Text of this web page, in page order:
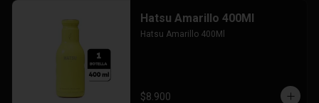
Hatsu Amarillo 400Ml
Hatsu Amarillo 400Ml
$8.900